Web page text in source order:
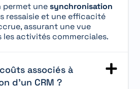
permet unesynchronisation
ressaisie et une efficacité
assurant une vue
activités commerciales.
associés à
d'un CRM ?